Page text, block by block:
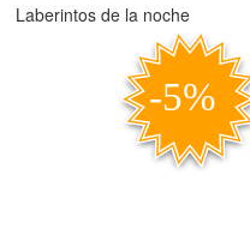
Laberintos de la noche